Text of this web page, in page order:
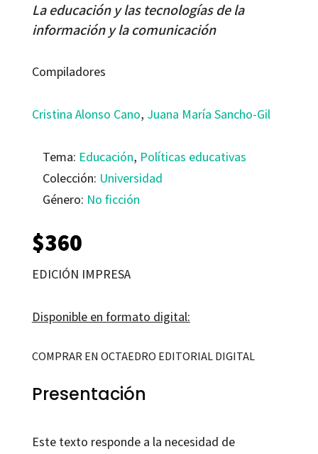
La educación y las tecnologías de la
información y la comunicación
Compiladores
Cristina Alonso Cano, Juana María Sancho-Gil
Tema: Educación, Políticas educativas
Colección: Universidad
Género: No ficción
$360
EDICIÓN IMPRESA
Disponible en formato digital:
COMPRAR EN OCTAEDRO EDITORIAL DIGITAL
Presentación
Este texto responde a la necesidad de